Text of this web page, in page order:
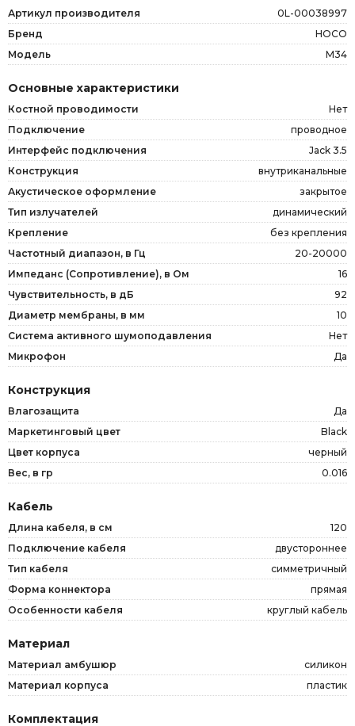
Артикул производителя
0L-00038997
Бренд
HOCO
Модель
M34
Основные характеристики
Костной проводимости
Нет
Подключение
проводное
Интерфейс подключения
Jack 3.5
Конструкция
внутриканальные
Акустическое оформление
закрытое
Тип излучателей
динамический
Крепление
без крепления
Частотный диапазон, в Гц
20-20000
Импеданс (Сопротивление), в Ом
16
Чувствительность, в дБ
92
Диаметр мембраны, в мм
10
Система активного шумоподавления
Нет
Микрофон
Да
Конструкция
Влагозащита
Да
Маркетинговый цвет
Black
Цвет корпуса
черный
Вес, в гр
0.016
Кабель
Длина кабеля, в см
120
Подключение кабеля
двустороннее
Тип кабеля
симметричный
Форма коннектора
прямая
Особенности кабеля
круглый кабель
Материал
Материал амбушюр
силикон
Материал корпуса
пластик
Комплектация